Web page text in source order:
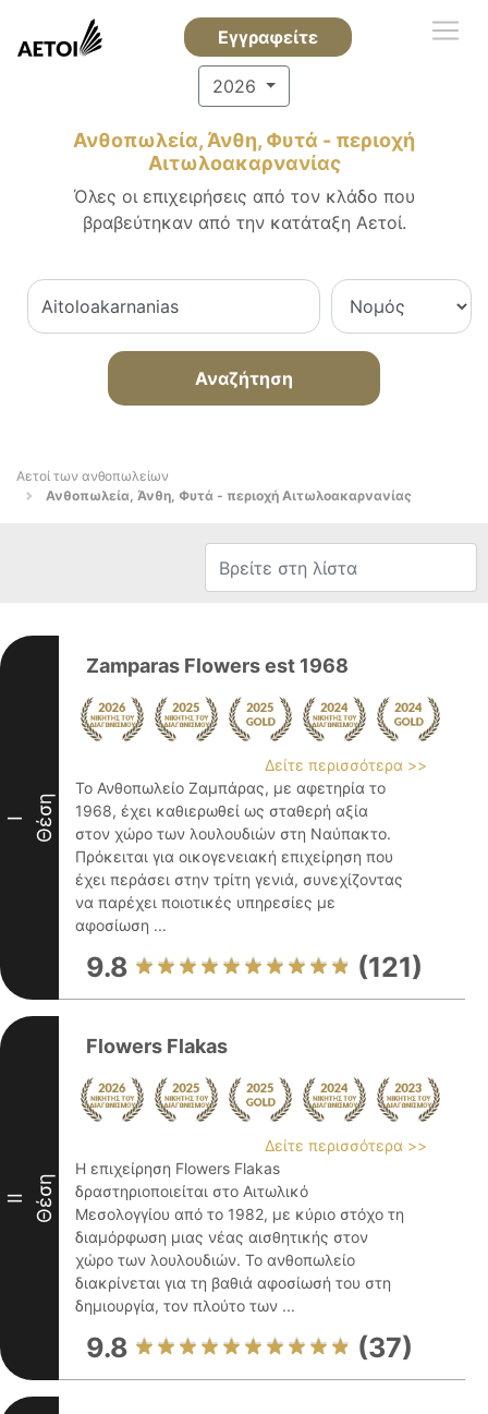
Εγγραφείτε
2026
Ανθοπωλεία, Άνθη, Φυτά - περιοχή
Αιτωλοακαρνανίας
Όλες οι επιχειρήσεις από τον κλάδο που
βραβεύτηκαν από την κατάταξη Αετοί.
Αναζήτηση
Αετοί των ανθοπωλείων
Ανθοπωλεία, Άνθη, Φυτά - περιοχή Αιτωλοακαρνανίας
I Θέση
Zamparas Flowers est 1968
Δείτε περισσότερα >>
Το Ανθοπωλείο Ζαμπάρας, με αφετηρία το
1968, έχει καθιερωθεί ως σταθερή αξία
στον χώρο των λουλουδιών στη Ναύπακτο.
Πρόκειται για οικογενειακή επιχείρηση που
έχει περάσει στην τρίτη γενιά, συνεχίζοντας
να παρέχει ποιοτικές υπηρεσίες με
αφοσίωση ...
9.8 (121)
II Θέση
Flowers Flakas
Δείτε περισσότερα >>
Η επιχείρηση Flowers Flakas
δραστηριοποιείται στο Αιτωλικό
Μεσολογγίου από το 1982, με κύριο στόχο τη
διαμόρφωση μιας νέας αισθητικής στον
χώρο των λουλουδιών. Το ανθοπωλείο
διακρίνεται για τη βαθιά αφοσίωσή του στη
δημιουργία, τον πλούτο των ...
9.8 (37)